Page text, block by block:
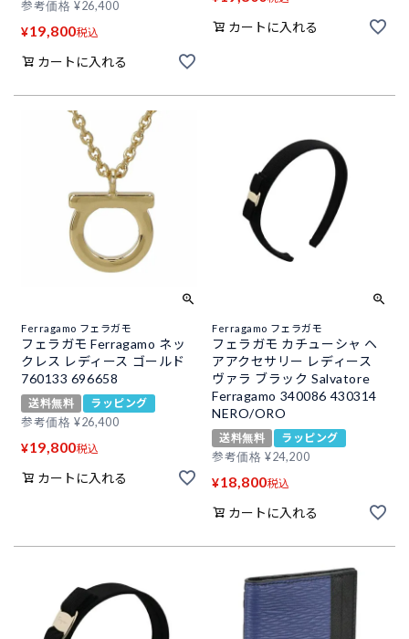
参考価格 ¥26,400
¥19,800税込
カートに入れる
カートに入れる
Ferragamo フェラガモ
フェラガモ Ferragamo ネッ
クレス レディース ゴールド
760133 696658
送料無料
ラッピング
参考価格 ¥26,400
¥19,800税込
カートに入れる
Ferragamo フェラガモ
フェラガモ カチューシャ ヘ
アアクセサリー レディース
ヴァラ ブラック Salvatore
Ferragamo 340086 430314
NERO/ORO
送料無料
ラッピング
参考価格 ¥24,200
¥18,800税込
カートに入れる